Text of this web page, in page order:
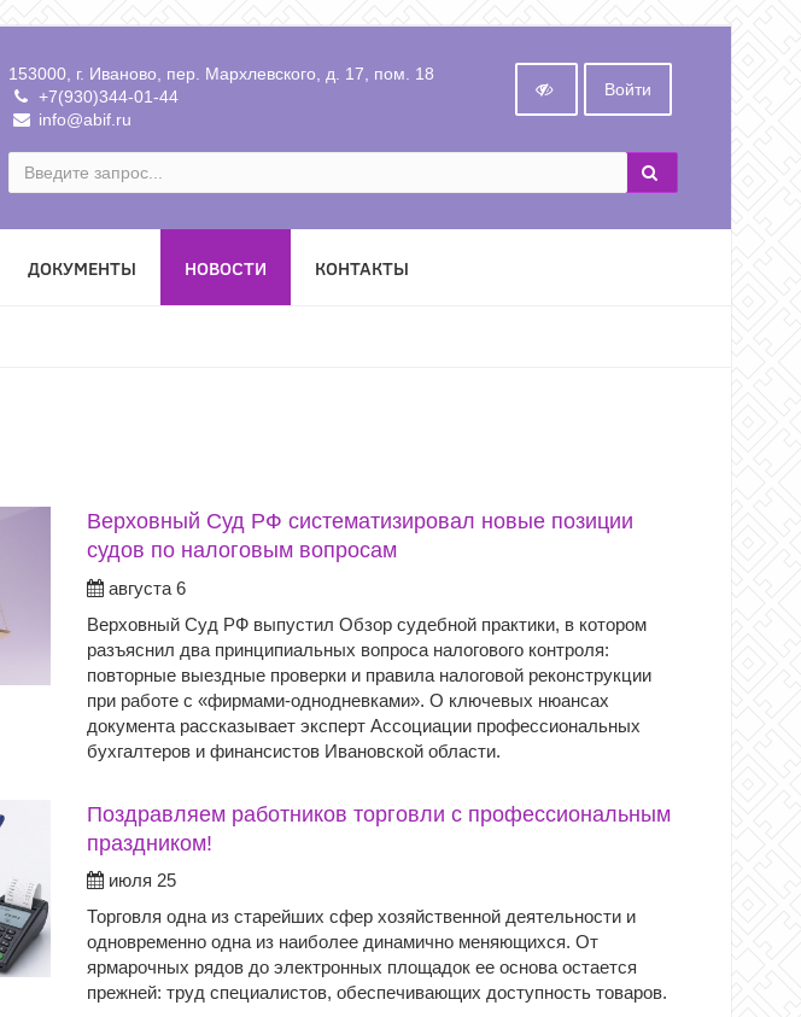
153000, г. Иваново, пер. Мархлевского, д. 17, пом. 18
+7(930)344-01-44
info@abif.ru
Войти
ДОКУМЕНТЫ НОВОСТИ КОНТАКТЫ
Верховный Суд РФ систематизировал новые позиции
судов по налоговым вопросам
августа 6
Верховный Суд РФ выпустил Обзор судебной практики, в котором
разъяснил два принципиальных вопроса налогового контроля:
повторные выездные проверки и правила налоговой реконструкции
при работе с «фирмами-однодневками». О ключевых нюансах
документа рассказывает эксперт Ассоциации профессиональных
бухгалтеров и финансистов Ивановской области.
Поздравляем работников торговли с профессиональным
праздником!
июля 25
Торговля одна из старейших сфер хозяйственной деятельности и
одновременно одна из наиболее динамично меняющихся. От
ярмарочных рядов до электронных площадок ее основа остается
прежней: труд специалистов, обеспечивающих доступность товаров.